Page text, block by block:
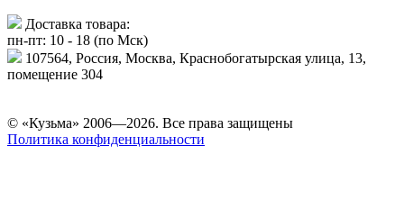
Доставка товара:
пн-пт: 10 - 18 (по Мск)
107564, Россия, Москва, Краснобогатырская улица, 13,
помещение 304
© «Кузьма» 2006—2026. Все права защищены
Политика конфиденциальности